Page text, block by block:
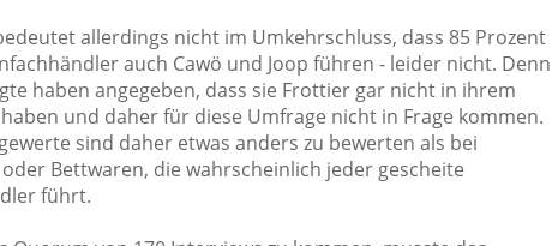
allerdings nicht im Umkehrschluss, dass 85 Prozent
auch Cawö und Joop führen - leider nicht. Denn
haben angegeben, dass sie Frottier gar nicht in ihrem
und daher für diese Umfrage nicht in Frage kommen.
sind daher etwas anders zu bewerten als bei
Bettwaren, die wahrscheinlich jeder gescheite
führt.